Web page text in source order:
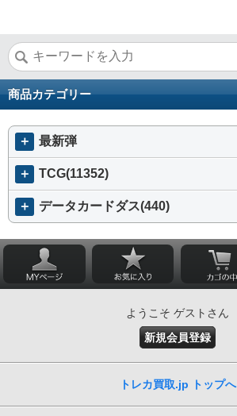
商品カテゴリー
＋ 最新弾
＋ TCG(11352)
＋ データカードダス(440)
ようこそ ゲストさん
新規会員登録
トレカ買取.jp トップへ